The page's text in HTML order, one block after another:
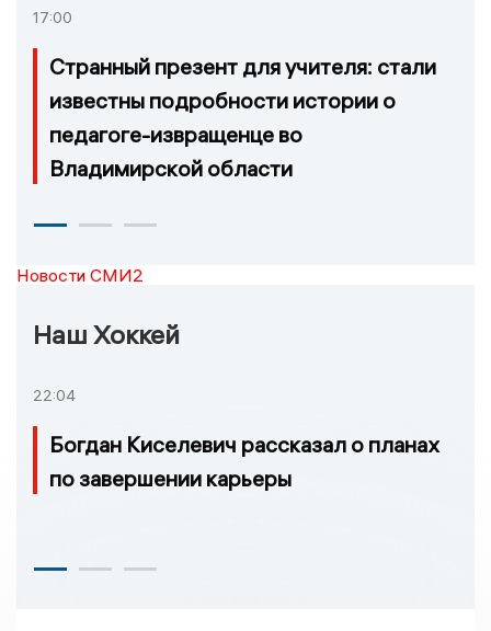
17:00
Странный презент для учителя: стали
известны подробности истории о
педагоге-извращенце во
Владимирской области
Новости СМИ2
Наш Хоккей
22:04
Богдан Киселевич рассказал о планах
по завершении карьеры